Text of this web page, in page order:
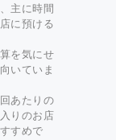
主に時間
に預ける
を気にせ
いていま
あたりの
りのお店
すめで